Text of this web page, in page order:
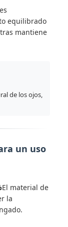
equilibrado
mantiene
de los ojos,
un uso
El material de
la